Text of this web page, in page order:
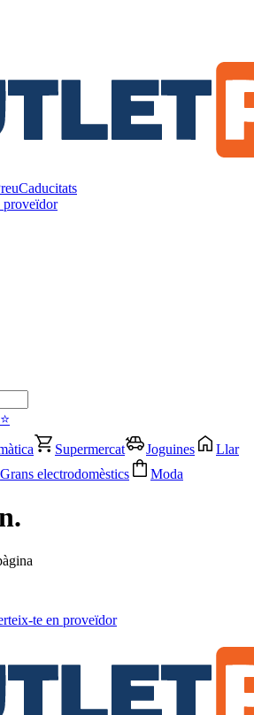
Caducitats
proveïdor
Supermercat Joguines
Llar
Grans electrodomèstics Moda
te en proveïdor